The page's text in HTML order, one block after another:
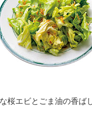
桜エビとごま油の香ば